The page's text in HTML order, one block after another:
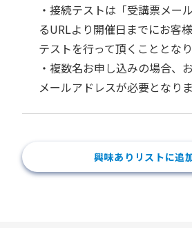
・接続テストは「受講票メー
るURLより開催日までにお客
テストを行って頂くこととなり
・複数名お申し込みの場合、
メールアドレスが必要となりま
興味ありリストに追